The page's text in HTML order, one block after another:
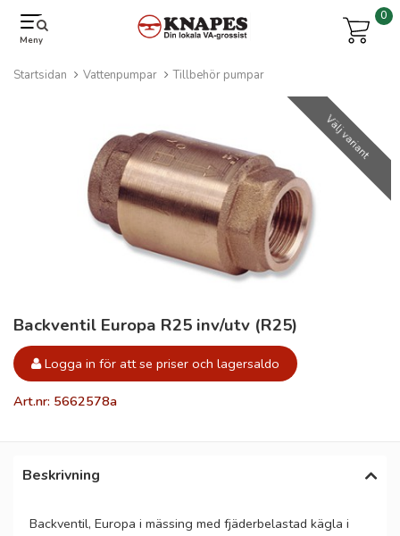
Meny
0
Startsidan Vattenpumpar Tillbehör pumpar
Välj variant
Backventil Europa R25 inv/utv (R25)
Logga in för att se priser och lagersaldo
Art.nr: 5662578a
Beskrivning
Backventil, Europa i mässing med fjäderbelastad kägla i